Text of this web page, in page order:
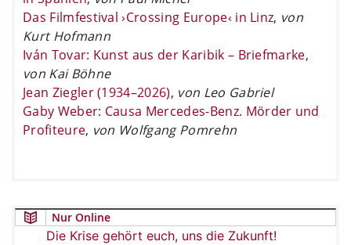
Das Filmfestival ›Crossing Europe‹ in Linz, von
Kurt Hofmann
Iván Tovar: Kunst aus der Karibik – Briefmarke,
von Kai Böhne
Jean Ziegler (1934–2026), von Leo Gabriel
Gaby Weber: Causa Mercedes-Benz. Mörder und
Profiteure, von Wolfgang Pomrehn
Nur Online
Die Krise gehört euch, uns die Zukunft!